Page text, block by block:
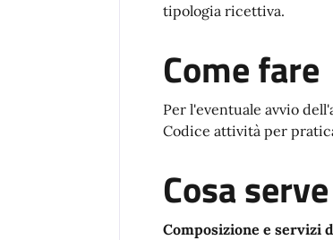
tipologia ricettiva.
Come fare
Per l'eventuale avvio
Codice attività per pratica
Cosa serve
Composizione e servizi